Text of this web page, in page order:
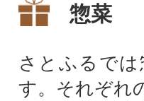
惣菜
さとふるで
す。それぞれ